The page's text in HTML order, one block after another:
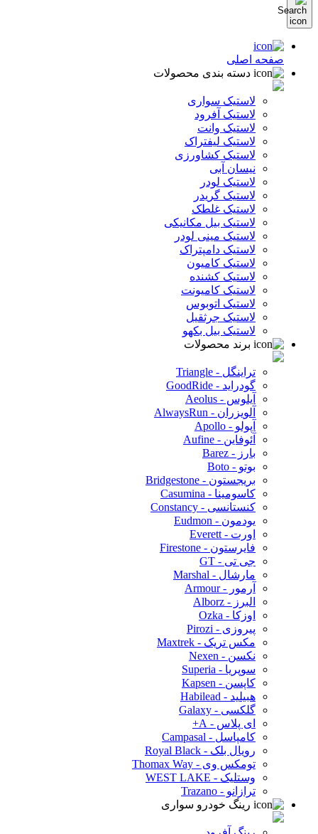
صفحه اصلی
دسته بندی محصولات
لاستیک سواری
لاستیک آفرود
لاستیک وانت
لاستیک لیفتراک
لاستیک کشاورزی
نیسان آبی
لاستیک لودر
لاستیک گریدر
لاستیک غلطک
لاستیک بیل مکانیکی
لاستیک مینی لودر
لاستیک دامپتراک
لاستیک کامیون
لاستیک کشنده
لاستیک کامیونت
لاستیک اتوبوس
لاستیک جرثقیل
لاستیک بیل بکهو
برند محصولات
تراینگل - Triangle
گودراید - GoodRide
آیلوس - Aeolus
آلویزران - AlwaysRun
آپولو - Apollo
آئوفاین - Aufine
بارز - Barez
بوتو - Boto
بریجستون - Bridgestone
کاسومینا - Casumina
کنستانسی - Constancy
یودمون - Eudmon
اورت - Everett
فایرستون - Firestone
جی تی - GT
مارشال - Marshal
آرمور - Armour
البرز - Alborz
اوزکا - Ozka
پیروزی - Pirozi
مکس تریک - Maxtrek
نکسن - Nexen
سوپریا - Superia
کاپسن - Kapsen
هبیلید - Habilead
گلکسی - Galaxy
ای پلاس - A+
کامپاسل - Campasal
رویال بلک - Royal Black
تومکس وی - Thomax Way
وستلیک - WEST LAKE
ترازانو - Trazano
رینگ خودرو سواری